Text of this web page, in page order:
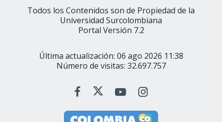
Todos los Contenidos son de Propiedad de la
Universidad Surcolombiana
Portal Versión 7.2
Última actualización: 06 ago 2026 11:38
Número de visitas: 32.697.757